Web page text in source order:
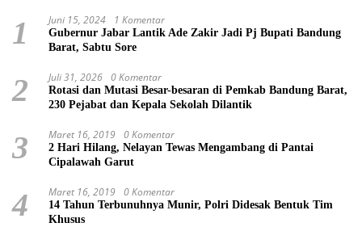
1 Juni 15, 2024 1 Komentar
Gubernur Jabar Lantik Ade Zakir Jadi Pj Bupati Bandung
Barat, Sabtu Sore
2 Juli 31, 2026 0 Komentar
Rotasi dan Mutasi Besar-besaran di Pemkab Bandung Barat,
230 Pejabat dan Kepala Sekolah Dilantik
3 Maret 16, 2019 0 Komentar
2 Hari Hilang, Nelayan Tewas Mengambang di Pantai
Cipalawah Garut
4 Maret 16, 2019 0 Komentar
14 Tahun Terbunuhnya Munir, Polri Didesak Bentuk Tim
Khusus